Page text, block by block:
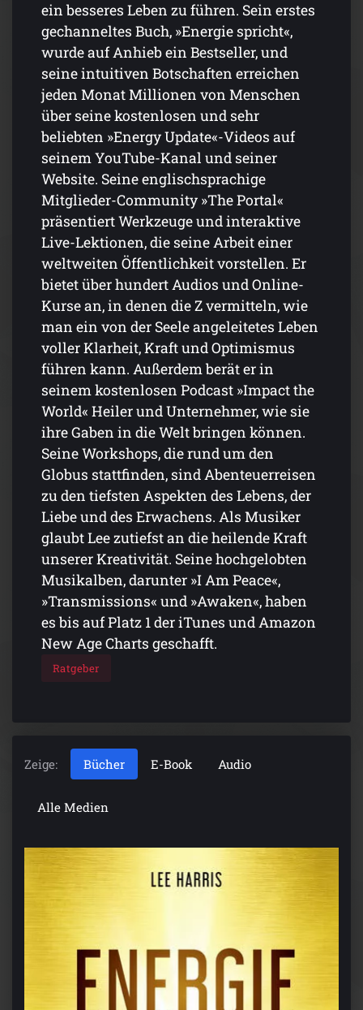
ein besseres Leben zu führen. Sein erstes
gechanneltes Buch, »Energie spricht«,
wurde auf Anhieb ein Bestseller, und
seine intuitiven Botschaften erreichen
jeden Monat Millionen von Menschen
über seine kostenlosen und sehr
beliebten »Energy Update«-Videos auf
seinem YouTube-Kanal und seiner
Website. Seine englischsprachige
Mitglieder-Community »The Portal«
präsentiert Werkzeuge und interaktive
Live-Lektionen, die seine Arbeit einer
weltweiten Öffentlichkeit vorstellen. Er
bietet über hundert Audios und Online-
Kurse an, in denen die Z vermitteln, wie
man ein von der Seele angeleitetes Leben
voller Klarheit, Kraft und Optimismus
führen kann. Außerdem berät er in
seinem kostenlosen Podcast »Impact the
World« Heiler und Unternehmer, wie sie
ihre Gaben in die Welt bringen können.
Seine Workshops, die rund um den
Globus stattfinden, sind Abenteuerreisen
zu den tiefsten Aspekten des Lebens, der
Liebe und des Erwachens. Als Musiker
glaubt Lee zutiefst an die heilende Kraft
unserer Kreativität. Seine hochgelobten
Musikalben, darunter »I Am Peace«,
»Transmissions« und »Awaken«, haben
es bis auf Platz 1 der iTunes und Amazon
New Age Charts geschafft.
Ratgeber
Zeige: Bücher E-Book Audio
Alle Medien